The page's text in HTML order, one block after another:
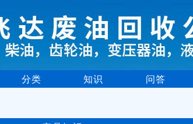
分类 知识 问答